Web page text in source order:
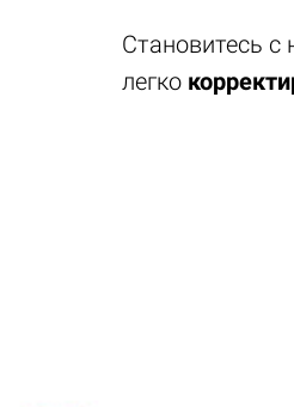
Становитесь с
легко